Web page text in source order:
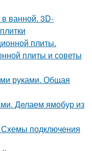
ванной. 3D-
плиты.
плиты и советы
руками. Общая
Делаем ямобур из
Схемы подключения